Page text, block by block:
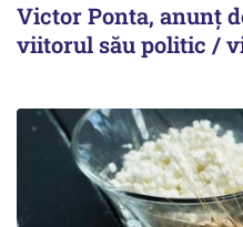
Victor Ponta, anunț
viitorul său politic /